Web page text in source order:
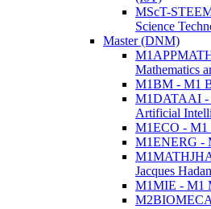
MScT-
Science
Master (DNM)
Mathematics
M1BM - M1
M1DATAAI -
Artificial
M1ECO - M1
M1ENERG -
Jacques
M1MIE - M1